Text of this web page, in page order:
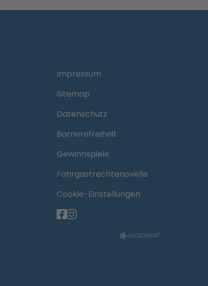
Cookie-Einstellungen
Impressum
Sitemap
Datenschutz
Barrierefreiheit
Gewinnspiele
Fahrgastrechtenovelle